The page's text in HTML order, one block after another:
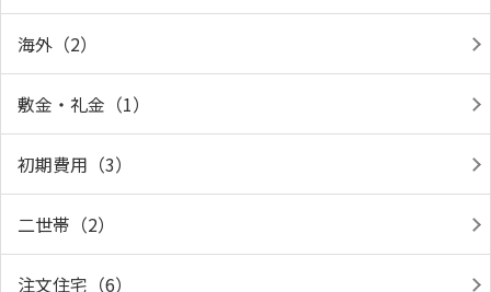
海外（2）
敷金・礼金（1）
初期費用（3）
二世帯（2）
注文住宅（6）